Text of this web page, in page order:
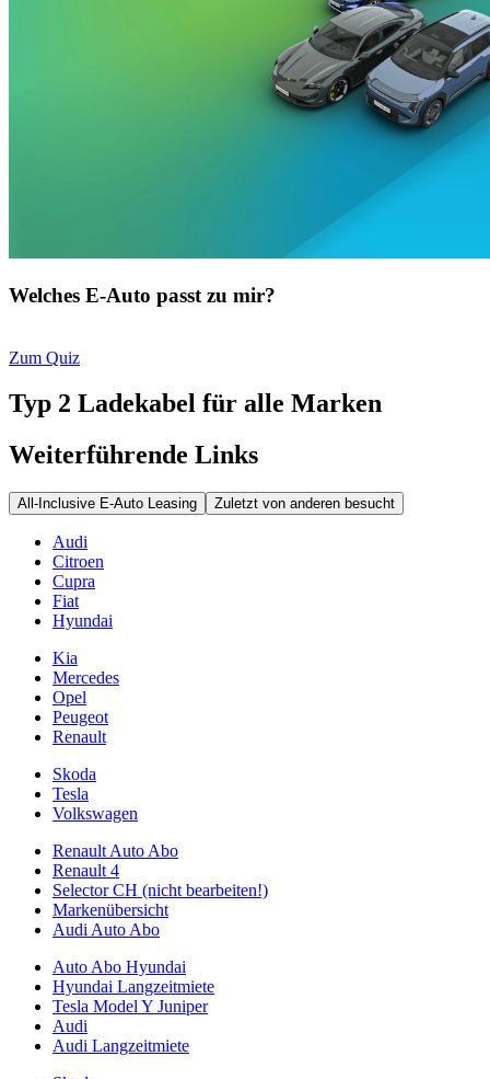
Welches E-Auto passt zu mir?
Zum Quiz
Typ 2 Ladekabel für alle Marken
Weiterführende Links
All-Inclusive E-Auto Leasing Zuletzt von anderen besucht
Audi
Citroen
Cupra
Fiat
Hyundai
Kia
Mercedes
Opel
Peugeot
Renault
Skoda
Tesla
Volkswagen
Renault Auto Abo
Renault 4
Selector CH (nicht bearbeiten!)
Markenübersicht
Audi Auto Abo
Auto Abo Hyundai
Hyundai Langzeitmiete
Tesla Model Y Juniper
Audi
Audi Langzeitmiete